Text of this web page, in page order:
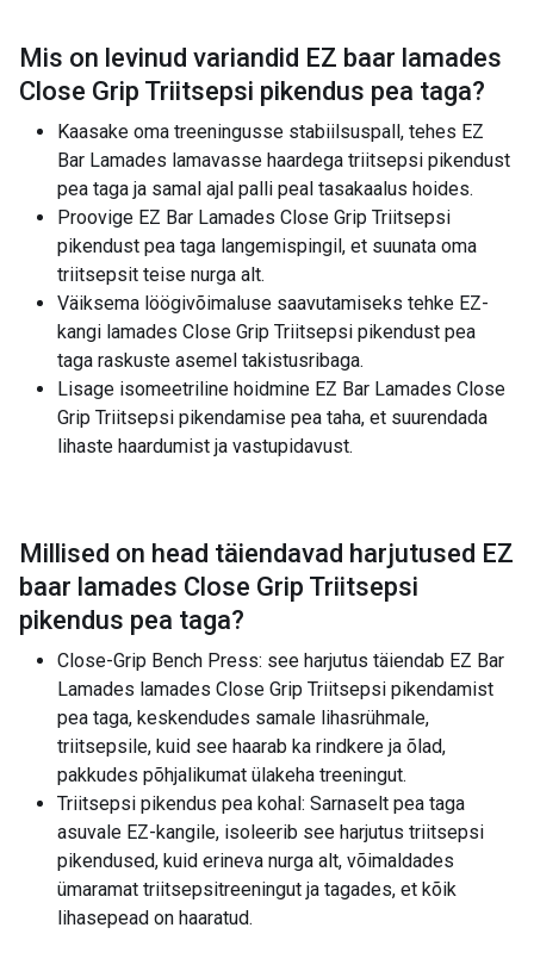
Mis on levinud variandid EZ baar lamades
Close Grip Triitsepsi pikendus pea taga?
Kaasake oma treeningusse stabiilsuspall, tehes EZ
Bar Lamades lamavasse haardega triitsepsi pikendust
pea taga ja samal ajal palli peal tasakaalus hoides.
Proovige EZ Bar Lamades Close Grip Triitsepsi
pikendust pea taga langemispingil, et suunata oma
triitsepsit teise nurga alt.
Väiksema löögivõimaluse saavutamiseks tehke EZ-
kangi lamades Close Grip Triitsepsi pikendust pea
taga raskuste asemel takistusribaga.
Lisage isomeetriline hoidmine EZ Bar Lamades Close
Grip Triitsepsi pikendamise pea taha, et suurendada
lihaste haardumist ja vastupidavust.
Millised on head täiendavad harjutused EZ
baar lamades Close Grip Triitsepsi
pikendus pea taga?
Close-Grip Bench Press: see harjutus täiendab EZ Bar
Lamades lamades Close Grip Triitsepsi pikendamist
pea taga, keskendudes samale lihasrühmale,
triitsepsile, kuid see haarab ka rindkere ja õlad,
pakkudes põhjalikumat ülakeha treeningut.
Triitsepsi pikendus pea kohal: Sarnaselt pea taga
asuvale EZ-kangile, isoleerib see harjutus triitsepsi
pikendused, kuid erineva nurga alt, võimaldades
ümaramat triitsepsitreeningut ja tagades, et kõik
lihasepead on haaratud.